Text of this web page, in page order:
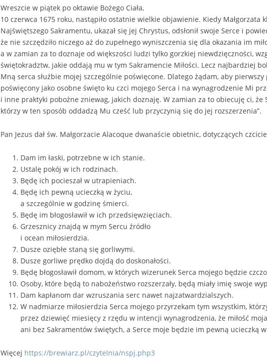
Wreszcie w piątek po oktawie Bożego Ciała,
10 czerwca 1675 roku, nastąpiło ostatnie wielkie objawienie. Kiedy
Najświętszego Sakramentu, ukazał się jej Chrystus, odsłonił swoje Serce i
że nie szczędziło niczego aż do zupełnego wyniszczenia się dla okazania im
a w zamian za to doznaje od większości ludzi tylko gorzkiej niewdzięczności,
świętokradztw, jakie oddają mu w tym Sakramencie Miłości. Lecz najbardziej
Mną serca służbie mojej szczególnie poświęcone. Dlatego żądam, aby pierwszy
poświęcony jako osobne święto ku czci mojego Serca i na wynagrodzenie Mi
i inne praktyki pobożne zniewag, jakich doznaję. W zamian za to obiecuję ci, że
którzy w ten sposób oddadzą Mu cześć lub przyczynią się do jej rozszerzenia”.
Pan Jezus dał św. Małgorzacie Alacoque dwanaście obietnic, dotyczących
Dam im łaski, potrzebne w ich stanie.
Ustalę pokój w ich rodzinach.
Będę ich pocieszał w utrapieniach.
Będę ich pewną ucieczką w życiu,
a szczególnie w godzinę śmierci.
Będę im błogosławił w ich przedsięwzięciach.
Grzesznicy znajdą w mym Sercu źródło
i ocean miłosierdzia.
Dusze oziębłe staną się gorliwymi.
Dusze gorliwe prędko dojdą do doskonałości.
Będę błogosławił domom, w których wizerunek Serca mojego będzie
Osoby, które będą to nabożeństwo rozszerzały, będą miały imię swoje
Dam kapłanom dar wzruszania serc nawet najzatwardzialszych.
W nadmiarze miłosierdzia Serca mojego przyrzekam tym wszystkim,
przez dziewięć miesięcy z rzędu w intencji wynagrodzenia, że miłość
ani bez Sakramentów świętych, a Serce moje będzie im pewną ucieczką
Więcej https://brewiarz.pl/czytelnia/nspj.php3